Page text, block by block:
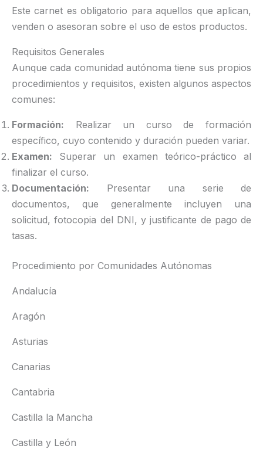
Este carnet es obligatorio para aquellos que aplican,
venden o asesoran sobre el uso de estos productos.
Requisitos Generales
Aunque cada comunidad autónoma tiene sus propios
procedimientos y requisitos, existen algunos aspectos
comunes:
Formación: Realizar un curso de formación
específico, cuyo contenido y duración pueden variar.
Examen: Superar un examen teórico-práctico al
finalizar el curso.
Documentación: Presentar una serie de
documentos, que generalmente incluyen una
solicitud, fotocopia del DNI, y justificante de pago de
tasas.
Procedimiento por Comunidades Autónomas
Andalucía
Aragón
Asturias
Canarias
Cantabria
Castilla la Mancha
Castilla y León